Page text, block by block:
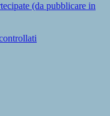
(da pubblicare in